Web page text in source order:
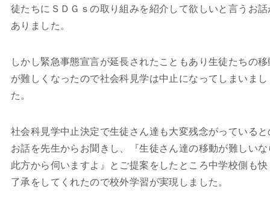
徒たちにＳＤＧｓの取り組みを紹介して欲しいと言うお
ありました。
しかし緊急事態宣言が延長されたこともあり生徒たちの
が難しくなったので社会科見学は中止になってしまいまし
た。
社会科見学中止決定で生徒さん達も大変残念がっている
お話を先生からお聞きし、『生徒さん達の移動が難しい
此方から伺いますよ』とご提案をしたところ中学校側も
了承をしてくれたので校外学習が実現しました。